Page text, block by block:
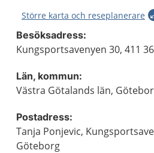
Större karta och reseplanerare
Besöksadress:
Kungsportsavenyen 30, 411
Län, kommun:
Västra Götalands län,
Postadress:
Tanja Ponjevic,
Göteborg